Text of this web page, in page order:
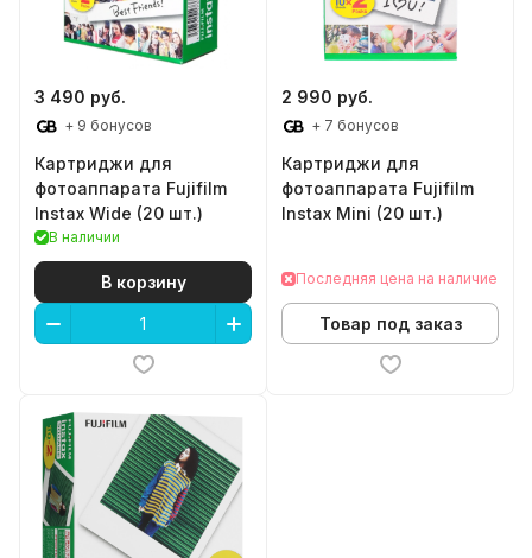
3 490 руб.
+ 9 бонусов
Картриджи для
фотоаппарата Fujifilm
Instax Wide (20 шт.)
В наличии
В корзину
2 990 руб.
+ 7 бонусов
Картриджи для
фотоаппарата Fujifilm
Instax Mini (20 шт.)
Последняя цена на наличие
Товар под заказ